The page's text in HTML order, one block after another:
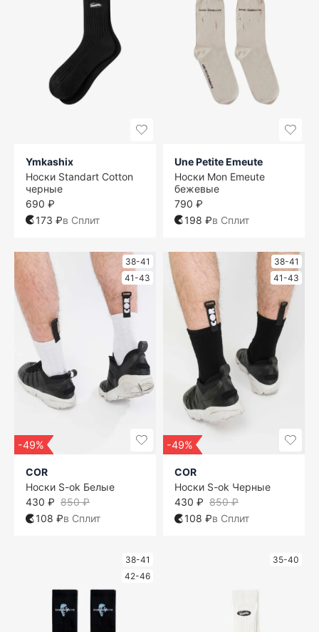
Ymkashix
Носки Standart Cotton
черные
690 ₽
173 ₽в Сплит
Une Petite Emeute
Носки Mon Emeute
бежевые
790 ₽
198 ₽в Сплит
38-41
41-43
-49%
COR
Носки S-ok Белые
850 ₽
430 ₽
108 ₽в Сплит
38-41
41-43
-49%
COR
Носки S-ok Черные
850 ₽
430 ₽
108 ₽в Сплит
38-41
42-46
35-40